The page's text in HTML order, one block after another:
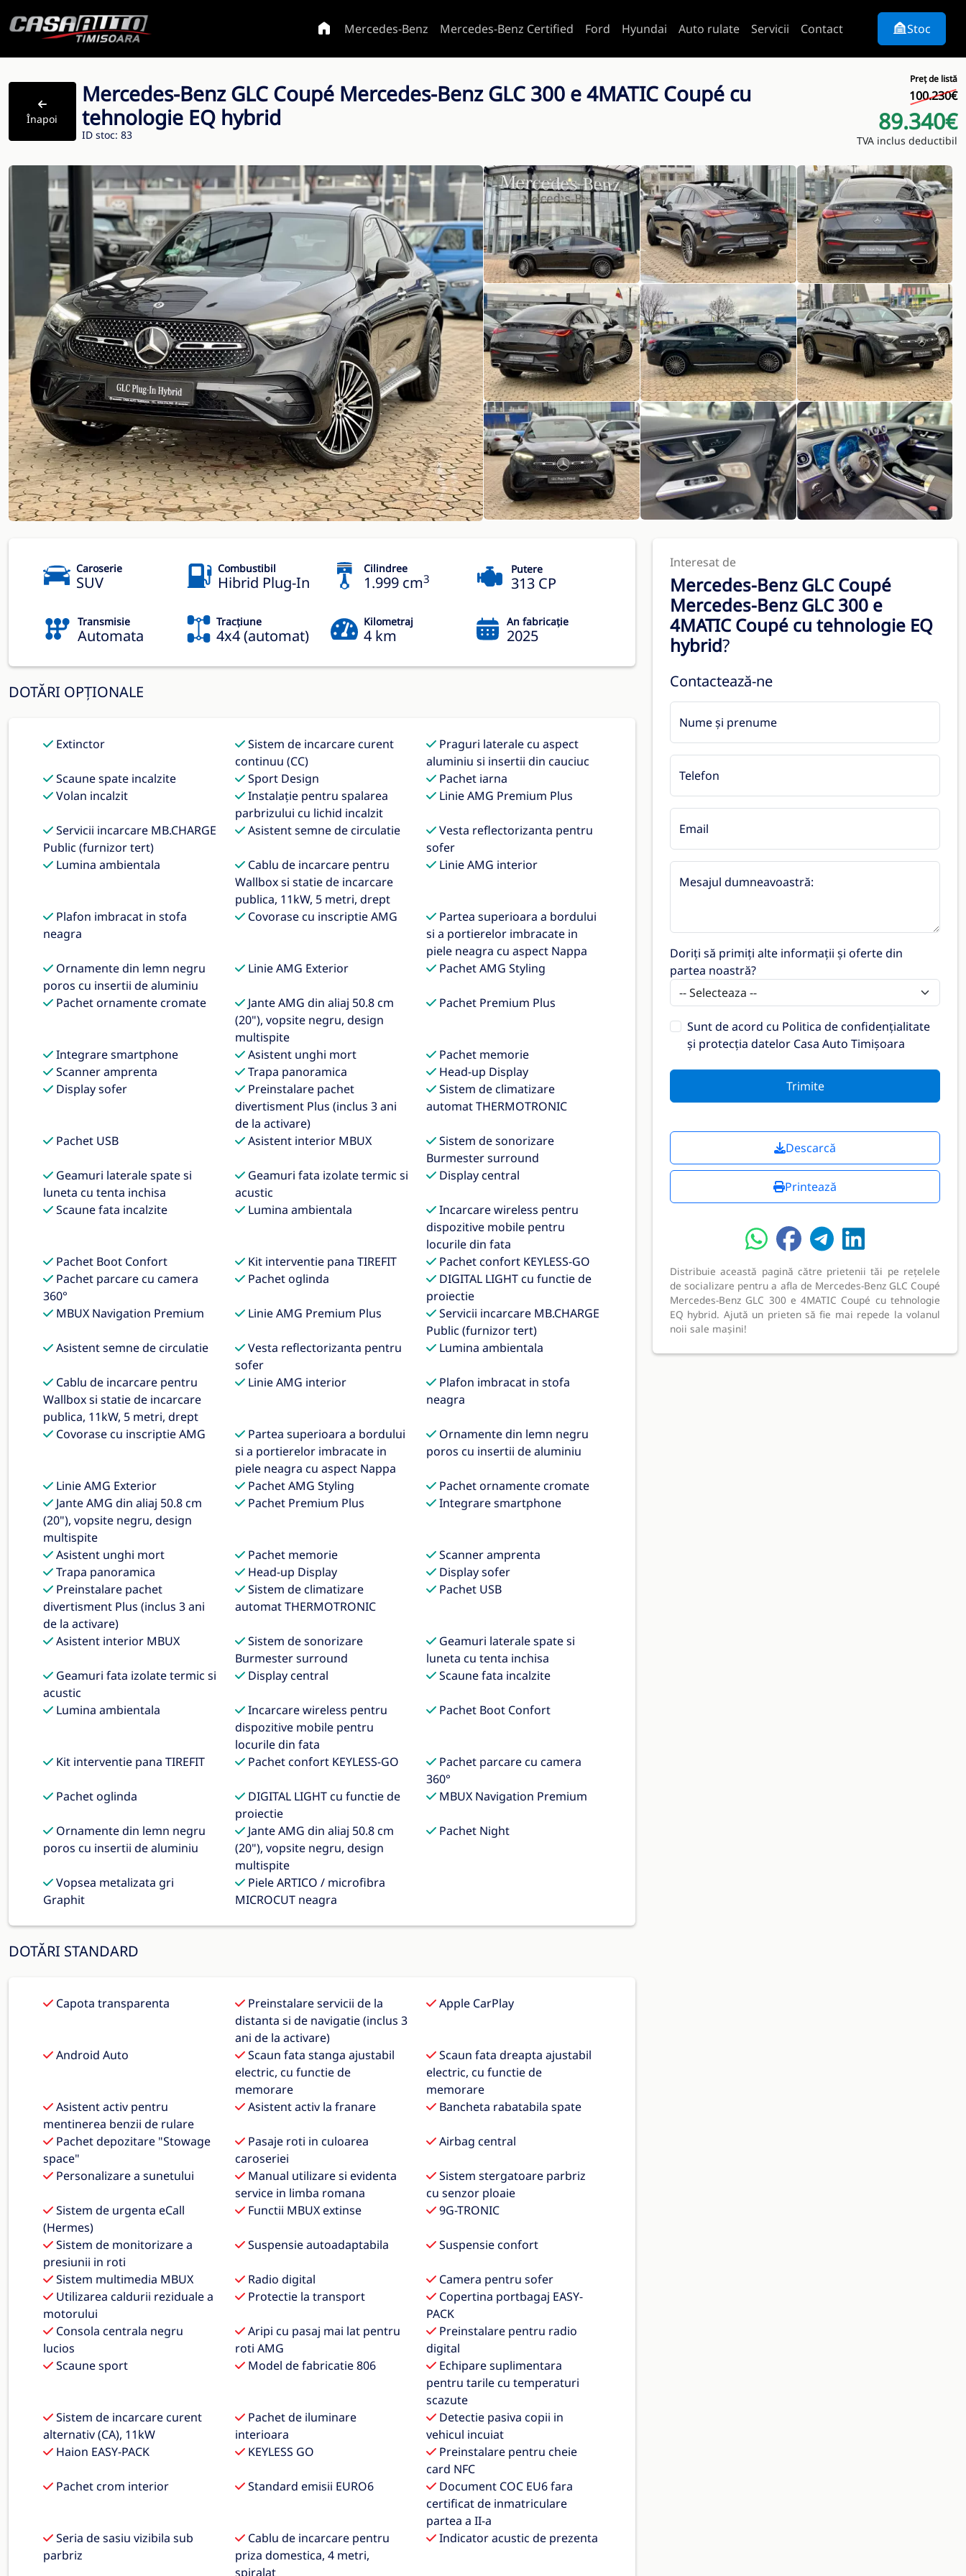
Mercedes-Benz Mercedes-Benz Certified Ford Hyundai Auto rulate Servicii Contact Stoc
Înapoi
Mercedes-Benz GLC Coupé Mercedes-Benz GLC 300 e 4MATIC Coupé cu
tehnologie EQ hybrid
ID stoc: 83
Preț de listă
100.230€
89.340€
TVA inclus deductibil
Caroserie
SUV
Combustibil
Hibrid Plug-In
Cilindree
1.999 cm3
Putere
313 CP
Transmisie
Automata
Tracțiune
4x4 (automat)
Kilometraj
4 km
An fabricație
2025
DOTĂRI OPȚIONALE
Extinctor
Sistem de incarcare curent
continuu (CC)
Praguri laterale cu aspect
aluminiu si insertii din cauciuc
Scaune spate incalzite
Sport Design
Pachet iarna
Volan incalzit
Instalaţie pentru spalarea
parbrizului cu lichid incalzit
Linie AMG Premium Plus
Servicii incarcare MB.CHARGE
Public (furnizor tert)
Asistent semne de circulatie
Vesta reflectorizanta pentru
sofer
Lumina ambientala
Cablu de incarcare pentru
Wallbox si statie de incarcare
publica, 11kW, 5 metri, drept
Linie AMG interior
Plafon imbracat in stofa
neagra
Covorase cu inscriptie AMG
Partea superioara a bordului
si a portierelor imbracate in
piele neagra cu aspect Nappa
Ornamente din lemn negru
poros cu insertii de aluminiu
Linie AMG Exterior Pachet AMG Styling
Pachet ornamente cromate
Jante AMG din aliaj 50.8 cm
(20"), vopsite negru, design
multispite
Pachet Premium Plus
Integrare smartphone Asistent unghi mort
Pachet memorie
Scanner amprenta
Trapa panoramica
Head-up Display
Display sofer
Preinstalare pachet
divertisment Plus (inclus 3 ani
de la activare)
Sistem de climatizare
automat THERMOTRONIC
Pachet USB Asistent interior MBUX
Sistem de sonorizare
Burmester surround
Geamuri laterale spate si
luneta cu tenta inchisa
Geamuri fata izolate termic si
acustic
Display central
Scaune fata incalzite Lumina ambientala
Incarcare wireless pentru
dispozitive mobile pentru
locurile din fata
Pachet Boot Confort
Kit interventie pana TIREFIT
Pachet confort KEYLESS-GO
Pachet parcare cu camera
360°
Pachet oglinda
DIGITAL LIGHT cu functie de
proiectie
MBUX Navigation Premium
Linie AMG Premium Plus
Servicii incarcare MB.CHARGE
Public (furnizor tert)
Asistent semne de circulatie
Vesta reflectorizanta pentru
sofer
Lumina ambientala
Cablu de incarcare pentru
Wallbox si statie de incarcare
publica, 11kW, 5 metri, drept
Linie AMG interior
Plafon imbracat in stofa
neagra
Covorase cu inscriptie AMG
Partea superioara a bordului
si a portierelor imbracate in
piele neagra cu aspect Nappa
Ornamente din lemn negru
poros cu insertii de aluminiu
Linie AMG Exterior Pachet AMG Styling
Pachet ornamente cromate
Jante AMG din aliaj 50.8 cm
(20"), vopsite negru, design
multispite
Pachet Premium Plus Integrare smartphone
Asistent unghi mort Pachet memorie
Scanner amprenta
Trapa panoramica
Head-up Display
Display sofer
Preinstalare pachet
divertisment Plus (inclus 3 ani
de la activare)
Sistem de climatizare
automat THERMOTRONIC
Pachet USB
Asistent interior MBUX
Sistem de sonorizare
Burmester surround
Geamuri laterale spate si
luneta cu tenta inchisa
Geamuri fata izolate termic si
acustic
Display central Scaune fata incalzite
Lumina ambientala
Incarcare wireless pentru
dispozitive mobile pentru
locurile din fata
Pachet Boot Confort
Kit interventie pana TIREFIT Pachet confort KEYLESS-GO
Pachet parcare cu camera
360°
Pachet oglinda
DIGITAL LIGHT cu functie de
proiectie
MBUX Navigation Premium
Ornamente din lemn negru
poros cu insertii de aluminiu
Jante AMG din aliaj 50.8 cm
(20"), vopsite negru, design
multispite
Pachet Night
Vopsea metalizata gri
Graphit
Piele ARTICO / microfibra
MICROCUT neagra
DOTĂRI STANDARD
Capota transparenta
Preinstalare servicii de la
distanta si de navigatie (inclus 3
ani de la activare)
Apple CarPlay
Android Auto
Scaun fata stanga ajustabil
electric, cu functie de
memorare
Scaun fata dreapta ajustabil
electric, cu functie de
memorare
Asistent activ pentru
mentinerea benzii de rulare
Asistent activ la franare Bancheta rabatabila spate
Pachet depozitare "Stowage
space"
Pasaje roti in culoarea
caroseriei
Airbag central
Personalizare a sunetului
Manual utilizare si evidenta
service in limba romana
Sistem stergatoare parbriz
cu senzor ploaie
Sistem de urgenta eCall
(Hermes)
Functii MBUX extinse 9G-TRONIC
Sistem de monitorizare a
presiunii in roti
Suspensie autoadaptabila Suspensie confort
Sistem multimedia MBUX Radio digital
Camera pentru sofer
Utilizarea caldurii reziduale a
motorului
Protectie la transport
Copertina portbagaj EASY-
PACK
Consola centrala negru
lucios
Aripi cu pasaj mai lat pentru
roti AMG
Preinstalare pentru radio
digital
Scaune sport
Model de fabricatie 806
Echipare suplimentara
pentru tarile cu temperaturi
scazute
Sistem de incarcare curent
alternativ (CA), 11kW
Pachet de iluminare
interioara
Detectie pasiva copii in
vehicul incuiat
Haion EASY-PACK
KEYLESS GO
Preinstalare pentru cheie
card NFC
Pachet crom interior
Standard emisii EURO6
Document COC EU6 fara
certificat de inmatriculare
partea a II-a
Seria de sasiu vizibila sub
parbriz
Cablu de incarcare pentru
priza domestica, 4 metri,
spiralat
Indicator acustic de prezenta
Interesat de
Mercedes-Benz GLC Coupé
Mercedes-Benz GLC 300 e
4MATIC Coupé cu tehnologie EQ
hybrid?
Contactează-ne
Nume și prenume
Telefon
Email
Mesajul dumneavoastră:
Doriți să primiți alte informații și oferte din
partea noastră?
Sunt de acord cu Politica de confidențialitate
și protecția datelor Casa Auto Timișoara
Trimite
Descarcă
Printează
Distribuie această pagină către prietenii tăi pe rețelele
de socializare pentru a afla de Mercedes-Benz GLC Coupé
Mercedes-Benz GLC 300 e 4MATIC Coupé cu tehnologie
EQ hybrid. Ajută un prieten să fie mai repede la volanul
noii sale mașini!